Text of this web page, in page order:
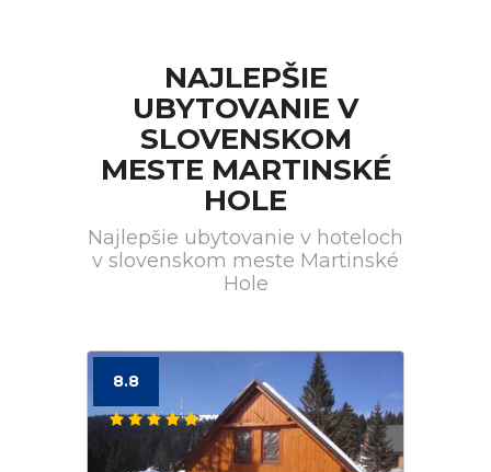
NAJLEPŠIE
UBYTOVANIE V
SLOVENSKOM
MESTE MARTINSKÉ
HOLE
Najlepšie ubytovanie v hoteloch
v slovenskom meste Martinské
Hole
8.8